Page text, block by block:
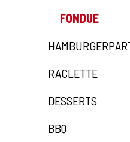
FONDUE
RACLETTE
DESSERTS
BBQ